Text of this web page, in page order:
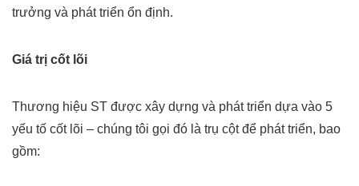
trưởng và phát triển ổn định.
Giá trị cốt lõi
Thương hiệu ST được xây dựng và phát triển dựa vào 5
yếu tố cốt lõi – chúng tôi gọi đó là trụ cột để phát triển, bao
gồm: